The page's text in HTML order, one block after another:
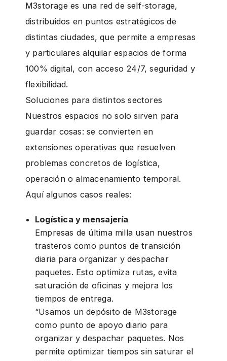
M3storage es una red de self-storage,
distribuidos en puntos estratégicos de
distintas ciudades, que permite a empresas
y particulares alquilar espacios de forma
100% digital, con acceso 24/7, seguridad y
flexibilidad.
Soluciones para distintos sectores
Nuestros espacios no solo sirven para
guardar cosas: se convierten en
extensiones operativas que resuelven
problemas concretos de logística,
operación o almacenamiento temporal.
Aquí algunos casos reales:
Logística y mensajería
Empresas de última milla usan nuestros
trasteros como puntos de transición
diaria para organizar y despachar
paquetes. Esto optimiza rutas, evita
saturación de oficinas y mejora los
tiempos de entrega.
“Usamos un depósito de M3storage
como punto de apoyo diario para
organizar y despachar paquetes. Nos
permite optimizar tiempos sin saturar el